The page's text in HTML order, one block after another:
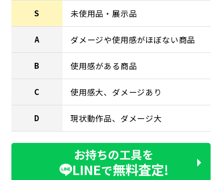
S 未使用品・展示品
A ダメージや使用感がほぼない商品
B 使用感がある商品
C 使用感大、ダメージあり
D 現状動作品、ダメージ大
お持ちの工具を
LINEで無料査定!